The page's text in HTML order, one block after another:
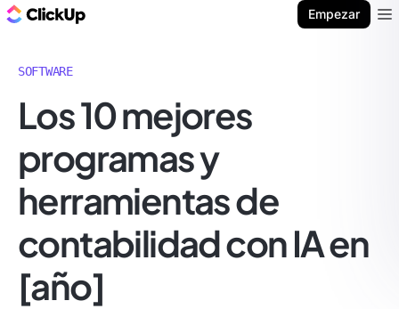
Empezar
SOFTWARE
Los 10 mejores
programas y
herramientas de
contabilidad con IA en
[año]